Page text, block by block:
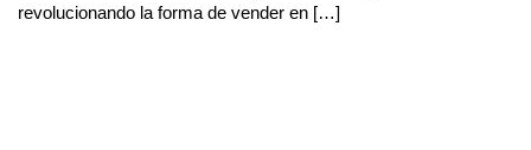
revolucionando la forma de vender en […]